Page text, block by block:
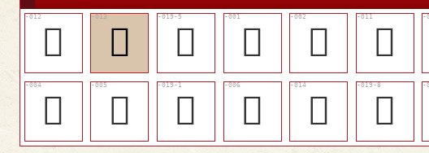
󰔰 󰔱 󰔼 𠅏 𠅔 󰔯
𠧳
𠧹 󰔸 𠧻 󰔲 󰔿